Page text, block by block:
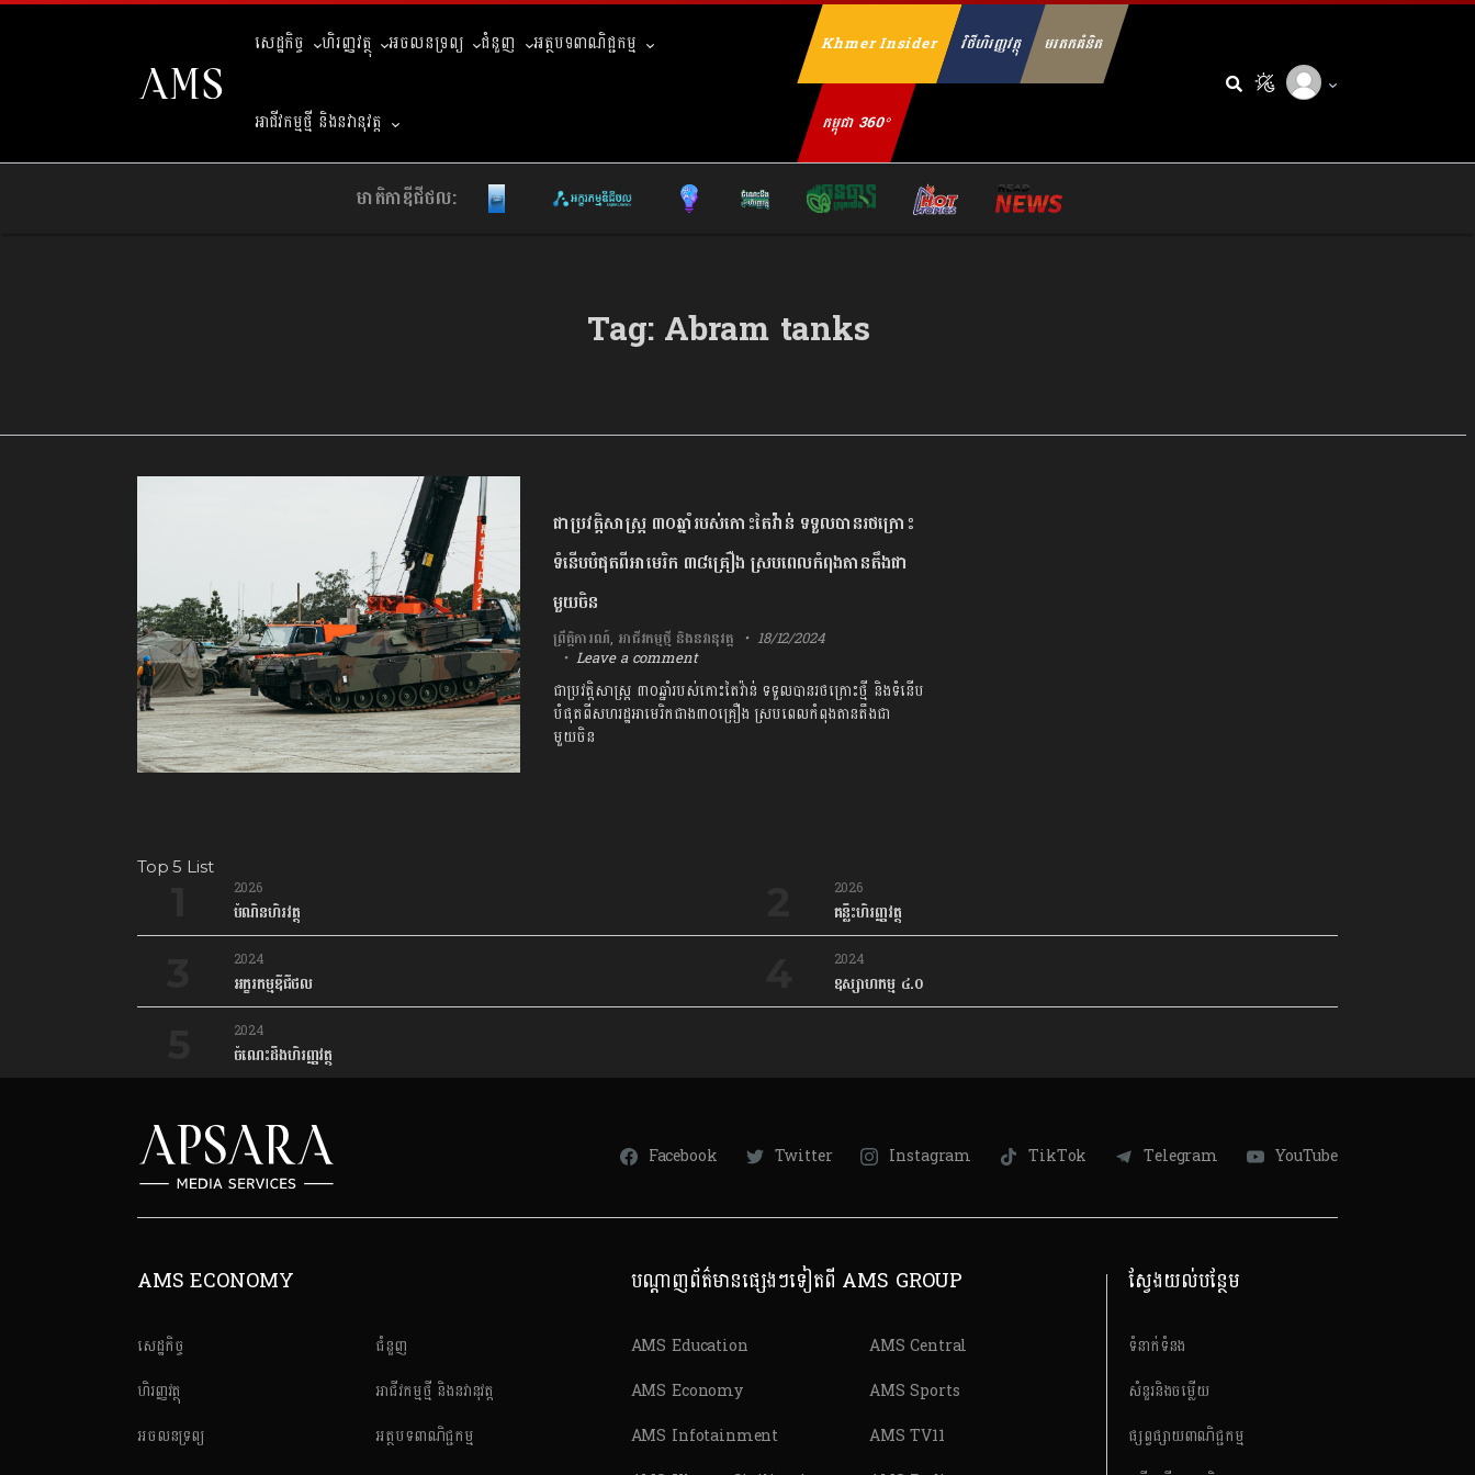
សេដ្ឋកិច្ច ហិរញ្ញវត្ថុ អចលនទ្រព្យ ជំនួញ អត្ថបទពាណិជ្ជកម្ម
អាជីវកម្មថ្មី និងនវានុវត្ត
Khmer Insider វិថីហិរញ្ញវត្ថុ មរតកគំនិត
កម្ពុជា 360°
មាតិកាឌីជីថល:
Tag:Abram tanks
ជាប្រវត្តិសាស្ត្រ ៣០ឆ្នាំរបស់កោះតៃវ៉ាន់ ទទួលបានរថក្រោះ
ទំនើបបំផុតពីអាមេរិក ៣៨គ្រឿង ស្របពេលកំពុងតានតឹងជា
មួយចិន
ព្រឹត្តិការណ៍, អាជីវកម្មថ្មី និងនវានុវត្ត 18/12/2024
Leave a comment
ជាប្រវត្តិសាស្ត្រ ៣០ឆ្នាំរបស់កោះតៃវ៉ាន់ ទទួលបានរថក្រោះថ្មី និងទំនើប
បំផុតពីសហរដ្ឋអាមេរិកជាង៣០គ្រឿង ស្របពេលកំពុងតានតឹងជា
មួយចិន
Top 5 List
2026
បំណិនហិរវត្ថុ
2026
គន្លឹះហិរញ្ញវត្ថុ
2024
អក្ខរកម្មឌីជីថល
2024
ឧស្សាហកម្ម ៤.០
2024
ចំណេះដឹងហិរញ្ញវត្ថុ
Facebook Twitter Instagram TikTok Telegram YouTube
AMS ECONOMY
សេដ្ឋកិច្ច
ហិរញ្ញវត្ថុ
អចលនទ្រព្យ
ជំនួញ
អាជីវកម្មថ្មី និងនវានុវត្ត
អត្ថបទពាណិជ្ជកម្ម
បណ្តាញព័ត៌មានផ្សេងៗទៀតពី AMS GROUP
AMS Education
AMS Economy
AMS Infotainment
AMS Central
AMS Sports
AMS TV11
ស្វែងយល់បន្ថែម
ទំនាក់ទំនង
សំនួរនិងចម្លើយ
ផ្សព្វផ្សាយពាណិជ្ជកម្ម